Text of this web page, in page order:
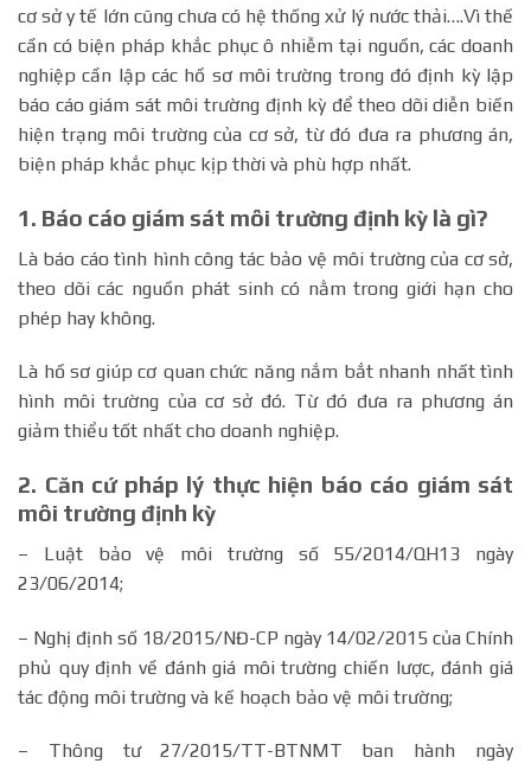
cơ sở y tế lớn cũng chưa có hệ thống xử lý nước thải….Vì thế
cần có biện pháp khắc phục ô nhiễm tại nguồn, các doanh
nghiệp cần lập các hồ sơ môi trường trong đó định kỳ lập
báo cáo giám sát môi trường định kỳ để theo dõi diễn biến
hiện trạng môi trường của cơ sở, từ đó đưa ra phương án,
biện pháp khắc phục kịp thời và phù hợp nhất.
1. Báo cáo giám sát môi trường định kỳ là gì?
Là báo cáo tình hình công tác bảo vệ môi trường của cơ sở,
theo dõi các nguồn phát sinh có nằm trong giới hạn cho
phép hay không.
Là hồ sơ giúp cơ quan chức năng nắm bắt nhanh nhất tình
hình môi trường của cơ sở đó. Từ đó đưa ra phương án
giảm thiểu tốt nhất cho doanh nghiệp.
2. Căn cứ pháp lý thực hiện báo cáo giám sát
môi trường định kỳ
– Luật bảo vệ môi trường số 55/2014/QH13 ngày
23/06/2014;
– Nghị định số 18/2015/NĐ-CP ngày 14/02/2015 của Chính
phủ quy định về đánh giá môi trường chiến lược, đánh giá
tác động môi trường và kế hoạch bảo vệ môi trường;
– Thông tư 27/2015/TT-BTNMT ban hành ngày